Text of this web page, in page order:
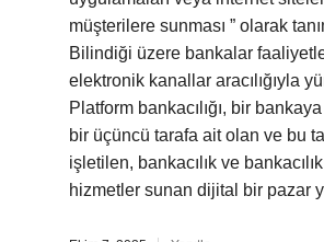
müşterilere sunması ” olarak
Bilindiği üzere bankalar
elektronik kanallar aracılığıyla
Platform bankacılığı, bir
bir üçüncü tarafa ait olan ve bu
işletilen, bankacılık ve bankacılık
hizmetler sunan dijital bir pazar